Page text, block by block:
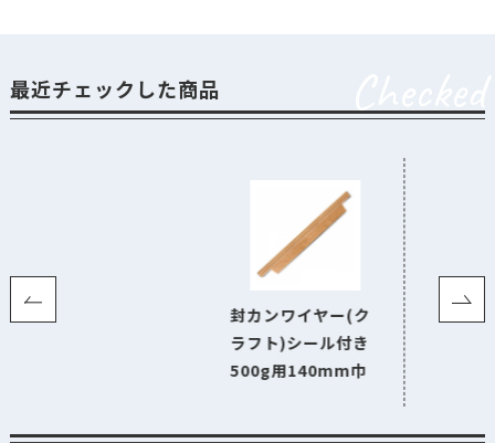
最近チェックした商品
封カンワイヤー(ク
ラフト)シール付き
500g用140mm巾